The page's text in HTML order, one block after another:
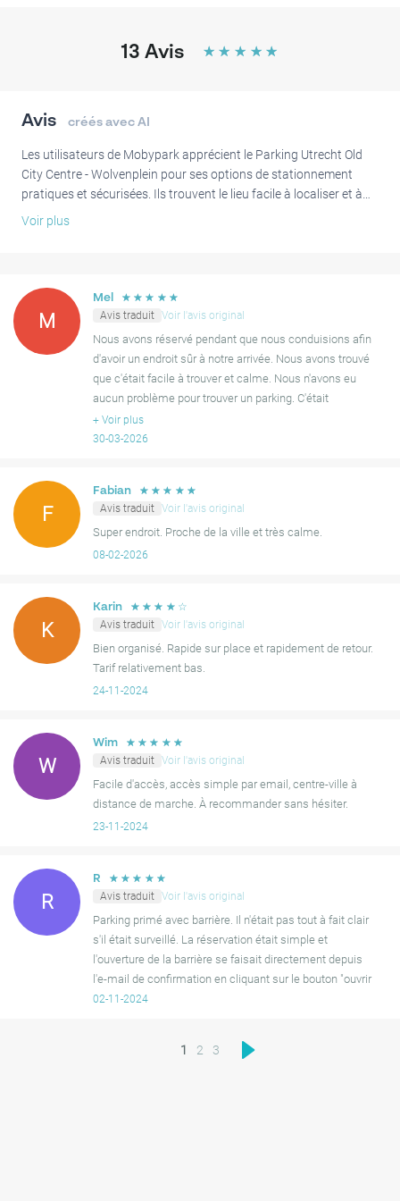
13 Avis ☆ ☆ ☆ ☆ ☆
Avis créés avec AI
Les utilisateurs de Mobypark apprécient le Parking Utrecht Old
City Centre - Wolvenplein pour ses options de stationnement
pratiques et sécurisées. Ils trouvent le lieu facile à localiser et à
accéder, beaucoup notant le processus d'entrée et de sortie
distance de marche facile, ce qui en fait un choix idéal pour
explorer Utrecht.
Bien que l'expérience globale soit très positive, certains
utilisateurs ont noté que le service de gardiennage du parking
n'était pas entièrement clair. On a également observé que le
n'était pas utilisé pour l'entrée ou la sortie. Malgré ces petits
Voir plus
M
Mel ☆ ☆ ☆ ☆ ☆
Avis traduit Voir l'avis original
Nous avons réservé pendant que nous conduisions afin
d'avoir un endroit sûr à notre arrivée. Nous avons trouvé
que c'était facile à trouver et calme. Nous n'avons eu
aucun problème pour trouver un parking. C'était
dimanche, donc c'était moins fréquenté qu'en semaine,
ma
+ Voir plus
30-03-2026
F
Fabian ☆ ☆ ☆ ☆ ☆
Avis traduit Voir l'avis original
Super endroit. Proche de la ville et très calme.
08-02-2026
K
Karin ☆ ☆ ☆ ☆ ☆
Avis traduit Voir l'avis original
Bien organisé. Rapide sur place et rapidement de retour.
Tarif relativement bas.
24-11-2024
W
Wim ☆ ☆ ☆ ☆ ☆
Avis traduit Voir l'avis original
Facile d'accès, accès simple par email, centre-ville à
distance de marche. À recommander sans hésiter.
23-11-2024
R
R ☆ ☆ ☆ ☆ ☆
Avis traduit Voir l'avis original
Parking primé avec barrière. Il n'était pas tout à fait clair
s'il était surveillé. La réservation était simple et
l'ouverture de la barrière se faisait directement depuis
l'e-mail de confirmation en cliquant sur le bouton "ouvrir
la barrière".
02-11-2024
1 2 3